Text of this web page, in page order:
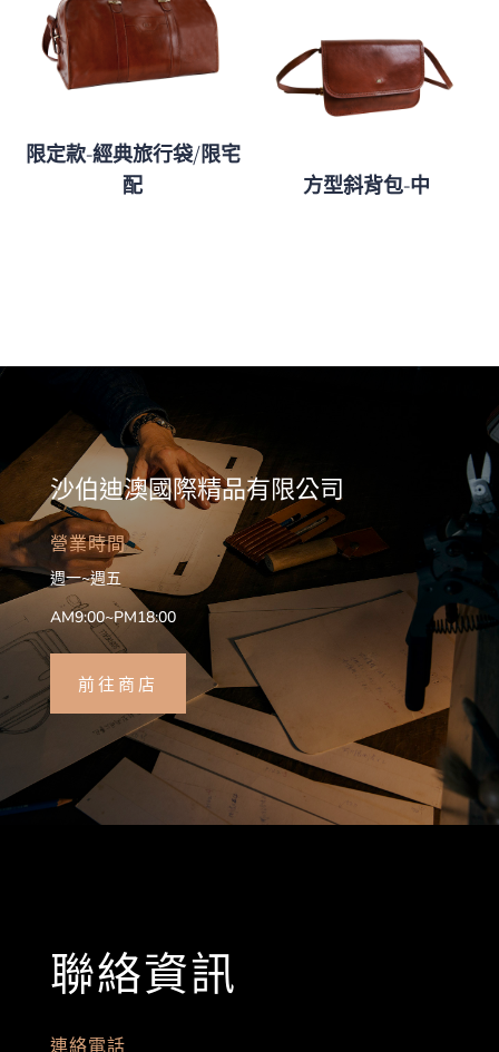
限定款-經典旅行袋/限宅
配
方型斜背包-中
沙伯迪澳國際精品有限公司
營業時間
週一~週五
AM9:00~PM18:00
前往商店
聯絡資訊
連絡電話